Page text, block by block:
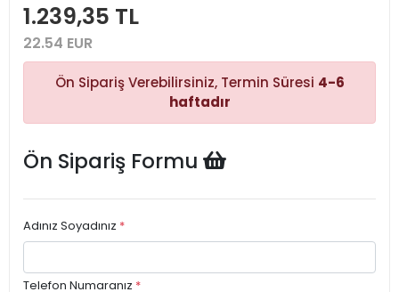
1.239,35 TL
22.54 EUR
Ön Sipariş Verebilirsiniz, Termin Süresi 4-6
haftadır
Ön Sipariş Formu
Adınız Soyadınız *
Telefon Numaranız *